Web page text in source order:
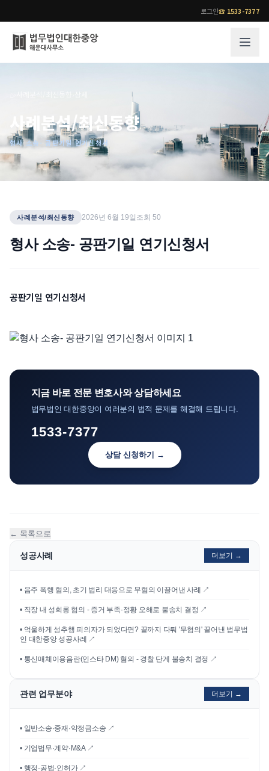
로그인☎ 1533-7377
오시는 길
통합검색
기업 인사이트
사례분석/최신동향
법률지식인
업무분야
전체
각 전문 변호사
언론보도
법률서식
사례분석/최신동향
형사 소송- 공판기일 연기신청서
사례분석/최신동향 2026년 6월 19일 조회 50
형사 소송- 공판기일 연기신청서
공판기일 연기신청서
지금 바로 전문 변호사와 상담하세요
법무법인 대한중앙이 여러분의 법적 문제를 해결해 드립니다.
1533-7377
상담 신청하기 →
← 목록으로
성공사례 더보기 →
• 음주 폭행 혐의, 초기 법리 대응으로 무혐의 이끌어낸 사례 ↗
• 직장 내 성희롱 혐의 - 증거 부족·정황 오해로 불송치 결정 ↗
• 억울하게 성추행 피의자가 되었다면? 끝까지 다퉈 '무혐의' 끌어낸 법무법
인 대한중앙 성공사례 ↗
• 통신매체이용음란(인스타 DM) 혐의 - 경찰 단계 불송치 결정 ↗
관련 업무분야 더보기 →
• 일반소송·중재·약정금소송 ↗
• 기업법무·계약·M&A ↗
• 행정·공법·인허가 ↗